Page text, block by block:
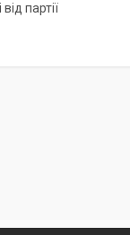
партії